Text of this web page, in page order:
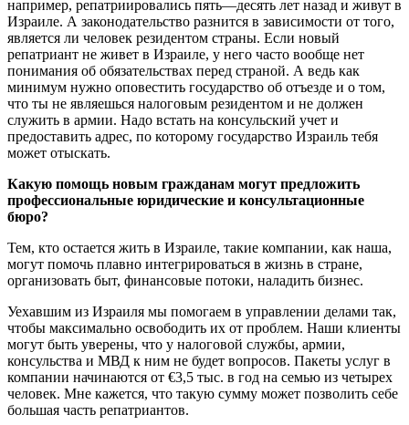
например, репатриировались пять—десять лет назад и живут в
Израиле. А законодательство разнится в зависимости от того,
является ли человек резидентом страны. Если новый
репатриант не живет в Израиле, у него часто вообще нет
понимания об обязательствах перед страной. А ведь как
минимум нужно оповестить государство об отъезде и о том,
что ты не являешься налоговым резидентом и не должен
служить в армии. Надо встать на консульский учет и
предоставить адрес, по которому государство Израиль тебя
может отыскать.
Какую помощь новым гражданам могут предложить
профессиональные юридические и консультационные
бюро?
Тем, кто остается жить в Израиле, такие компании, как наша,
могут помочь плавно интегрироваться в жизнь в стране,
организовать быт, финансовые потоки, наладить бизнес.
Уехавшим из Израиля мы помогаем в управлении делами так,
чтобы максимально освободить их от проблем. Наши клиенты
могут быть уверены, что у налоговой службы, армии,
консульства и МВД к ним не будет вопросов. Пакеты услуг в
компании начинаются от €3,5 тыс. в год на семью из четырех
человек. Мне кажется, что такую сумму может позволить себе
большая часть репатриантов.